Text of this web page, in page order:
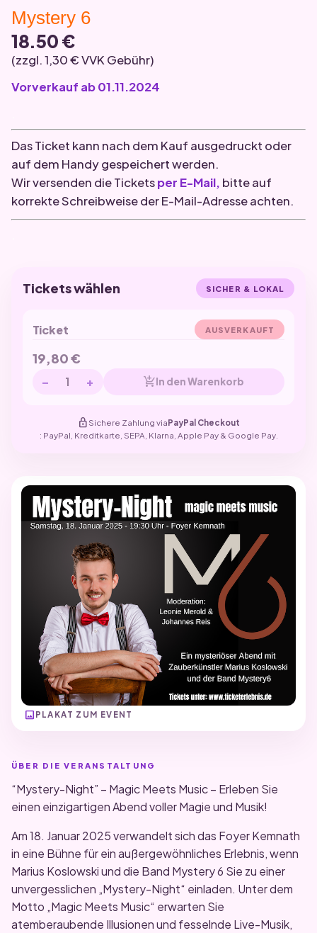
Mystery 6
18.50 €
(zzgl. 1,30 € VVK Gebühr)
Vorverkauf ab 01.11.2024
Das Ticket kann nach dem Kauf ausgedruckt oder
auf dem Handy gespeichert werden.
Wir versenden die Ticketsper E-Mail, bitte auf
korrekte Schreibweise der E-Mail-Adresse achten.
image PLAKAT ZUM EVENT
ÜBER DIE VERANSTALTUNG
“Mystery-Night” – Magic Meets Music – Erleben Sie
einen einzigartigen Abend voller Magie und Musik!
Am 18. Januar 2025 verwandelt sich das Foyer Kemnath
in eine Bühne für ein außergewöhnliches Erlebnis, wenn
Marius Koslowski und die Band Mystery 6 Sie zu einer
unvergesslichen „Mystery-Night“ einladen. Unter dem
Motto „Magic Meets Music“ erwarten Sie
atemberaubende Illusionen und fesselnde Live-Musik,
Tickets wählen SICHER & LOKAL
Ticket AUSVERKAUFT
19,80€
− + add_shopping_cartIn den Warenkorb
lock Sichere Zahlung viaPayPal Checkout
: PayPal, Kreditkarte, SEPA, Klarna, Apple Pay & Google Pay.